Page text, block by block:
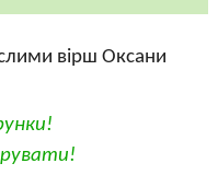
вірш Оксани